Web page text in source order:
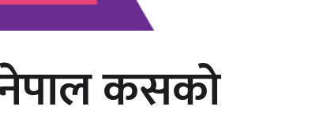
‘दुर्गा’ निर्माण गर्दै सम्राट
नेपाल कसको